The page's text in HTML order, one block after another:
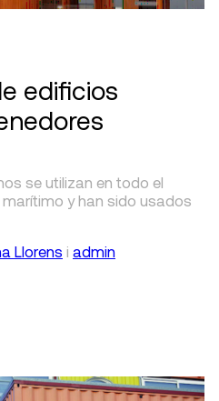
edificios
se utilizan en todo el
y han sido usados
Llorens i admin